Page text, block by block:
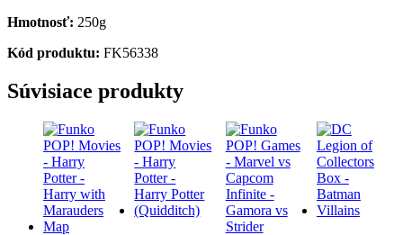
Hmotnosť: 250g
Kód produktu: FK56338
Súvisiace produkty